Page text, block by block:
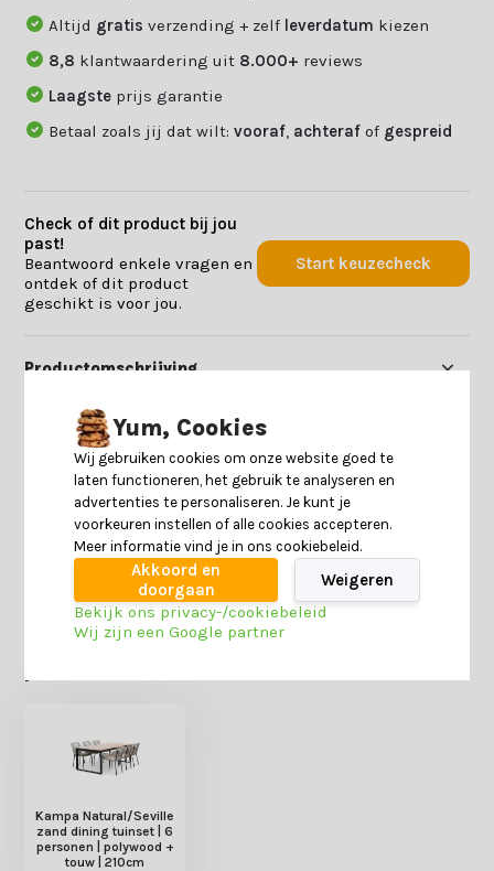
Altijd gratisverzending + zelf leverdatum kiezen
8,8 klantwaardering uit 8.000+ reviews
Laagste prijs garantie
Betaal zoals jij dat wilt:vooraf achteraf of gespreid
Check of dit product bij jou
past!
Beantwoord enkele vragen en
ontdek of dit product
geschikt is voor jou.
Start keuzecheck
Productomschrijving
Specificaties
Reviews
Kampa Natural/Seville
zand dining tuinset | 6
personen | polywood +
touw | 210cm
Yum, Cookies
Wij gebruiken cookies om onze website goed te
laten functioneren, het gebruik te analyseren en
advertenties te personaliseren. Je kunt je
voorkeuren instellen of alle cookies accepteren.
Meer informatie vind je in ons cookiebeleid.
Akkoord en
doorgaan
Weigeren
Bekijk ons privacy-/cookiebeleid
Wij zijn een Google partner